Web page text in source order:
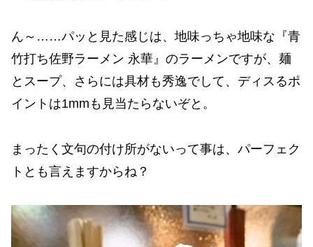
ん～……パッと見た感じは、地味っちゃ地味な『青
竹打ち佐野ラーメン 永華』のラーメンですが、麺
とスープ、さらには具材も秀逸でして、ディスるポ
イントは1mmも見当たらないぞと。
まったく文句の付け所がないって事は、パーフェク
トとも言えますからね？